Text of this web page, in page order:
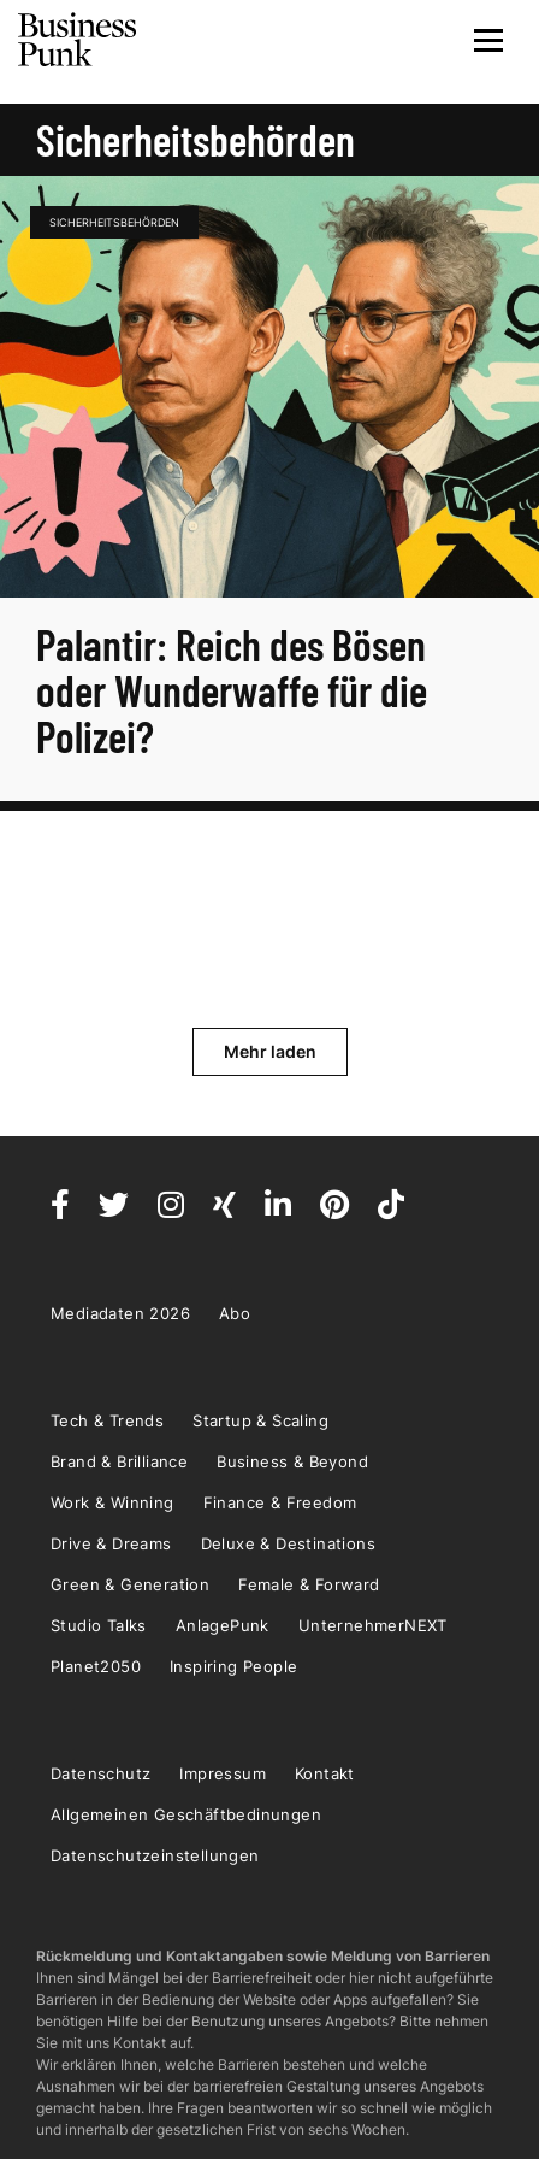
Sicherheitsbehörden
SICHERHEITSBEHÖRDEN
Palantir: Reich des Bösen
oder Wunderwaffe für die
Polizei?
Mehr laden
Mediadaten 2026 Abo
Tech & Trends Startup & Scaling
Brand & Brilliance Business & Beyond
Work & Winning Finance & Freedom
Drive & Dreams Deluxe & Destinations
Green & Generation Female & Forward
Studio Talks AnlagePunk UnternehmerNEXT
Planet2050 Inspiring People
Datenschutz Impressum Kontakt
Allgemeinen Geschäftbedinungen
Datenschutzeinstellungen
Rückmeldung und Kontaktangaben sowie Meldung von Barrieren
Ihnen sind Mängel bei der Barrierefreiheit oder hier nicht aufgeführte
Barrieren in der Bedienung der Website oder Apps aufgefallen? Sie
benötigen Hilfe bei der Benutzung unseres Angebots? Bitte nehmen
Sie mit uns Kontakt auf.
Wir erklären Ihnen, welche Barrieren bestehen und welche
Ausnahmen wir bei der barrierefreien Gestaltung unseres Angebots
gemacht haben. Ihre Fragen beantworten wir so schnell wie möglich
und innerhalb der gesetzlichen Frist von sechs Wochen.